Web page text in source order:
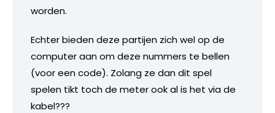
worden.
Echter bieden deze partijen zich wel op de
computer aan om deze nummers te bellen
(voor een code). Zolang ze dan dit spel
spelen tikt toch de meter ook al is het via de
kabel???